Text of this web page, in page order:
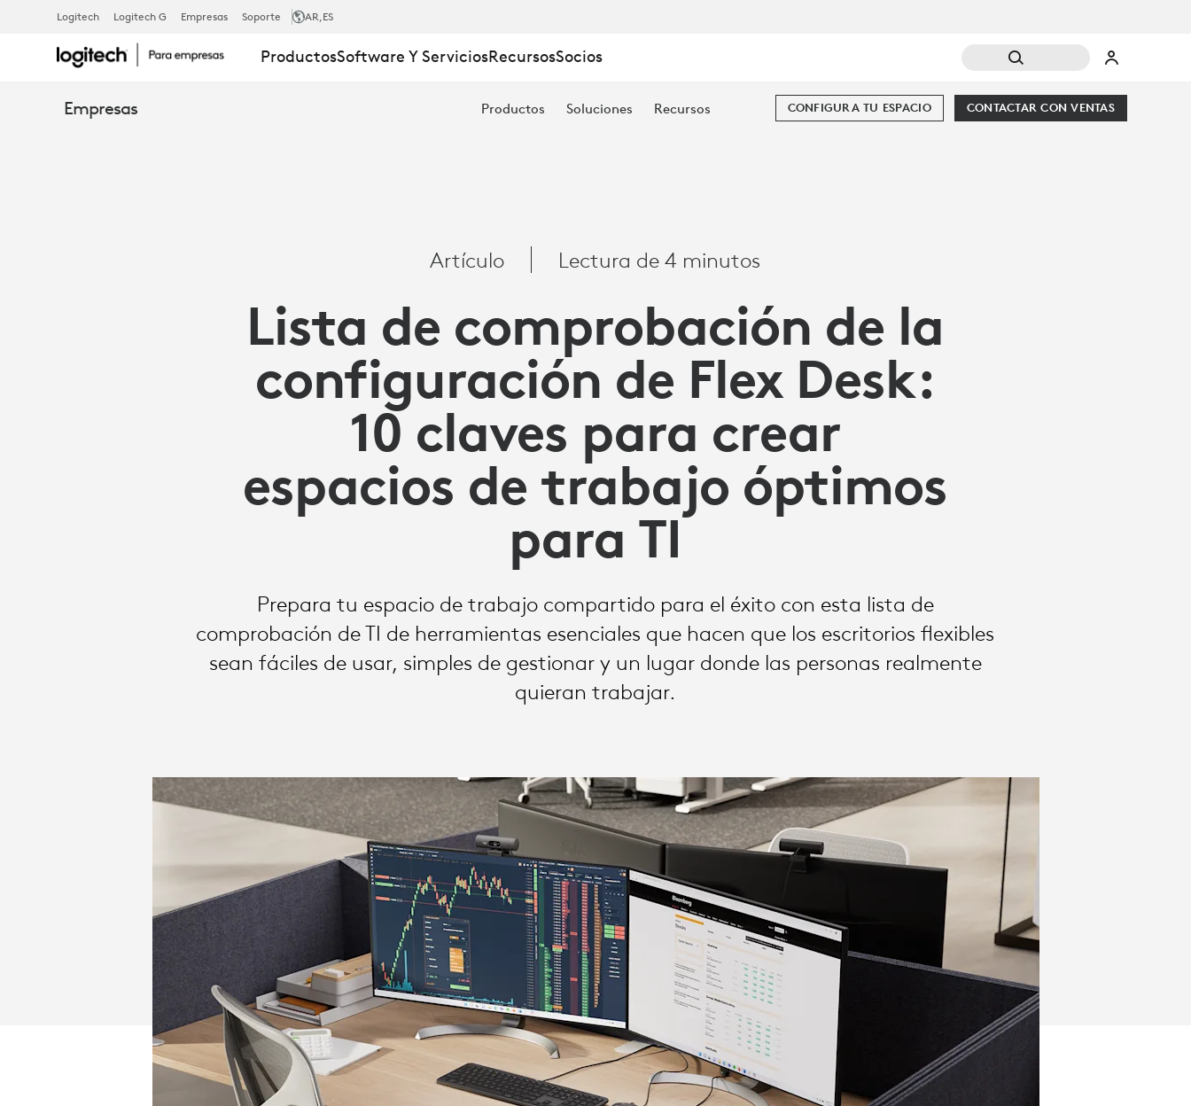
LISTA
DE
CONFIGURACIÓN
CLAVES
CREAR
ESPACIOS
TRABAJO
ÓPTIMOS
Logitech Logitech G Empresas Soporte AR,ES
ProductosSoftware Y ServiciosRecursosSocios
Empresas Productos Soluciones Recursos CONTACTAR CON VENTAS
CONFIGURA TU ESPACIO
Artículo Lectura de 4 minutos
Lista de comprobación de la
configuración de Flex Desk:
10 claves para crear
espacios de trabajo óptimos
para TI
Prepara tu espacio de trabajo compartido para el éxito con esta lista de
comprobación de TI de herramientas esenciales que hacen que los escritorios flexibles
sean fáciles de usar, simples de gestionar y un lugar donde las personas realmente
quieran trabajar.